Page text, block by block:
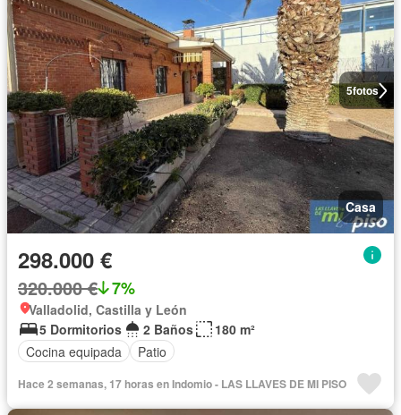
5fotos
Casa
298.000 €
320.000 € 7%
Valladolid, Castilla y León
5 Dormitorios
2 Baños
180 m²
Cocina equipada
Patio
Hace 2 semanas, 17 horas en Indomio - LAS LLAVES DE MI PISO